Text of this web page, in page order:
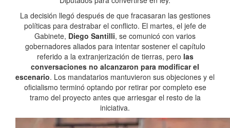
La decisión llegó después de que fracasaran las gestiones
políticas para destrabar el conflicto. El martes, el jefe de
Gabinete, Diego Santilli, se comunicó con varios
gobernadores aliados para intentar sostener el capítulo
referido a la extranjerización de tierras, pero las
conversaciones no alcanzaron para modificar el
escenario. Los mandatarios mantuvieron sus objeciones y el
oficialismo terminó optando por retirar por completo ese
tramo del proyecto antes que arriesgar el resto de la
iniciativa.